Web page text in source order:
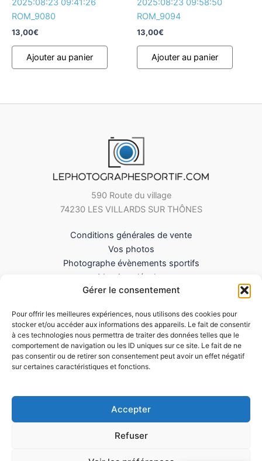
Gérer le consentement
Pour offrir les meilleures expériences, nous utilisons des cookies pour
stocker et/ou accéder aux informations des appareils. Le fait de consentir
à ces technologies nous permettra de traiter des données telles que le
comportement de navigation ou les ID uniques sur ce site. Le fait de ne
pas consentir ou de retirer son consentement peut avoir un effet négatif
sur certaines caractéristiques et fonctions.
Accepter
Refuser
2025:08:23 09:41:26
ROM_9080
13,00€
Ajouter au panier
2025:08:23 09:58:50
ROM_9094
13,00€
Ajouter au panier
590 Route du village
74230 LES VILLARDS SUR THÔNES
Conditions générales de vente
Vos photos
Photographe évènements sportifs
Mentions légales
Mes Téléchargements
Politique de cookies (UE)